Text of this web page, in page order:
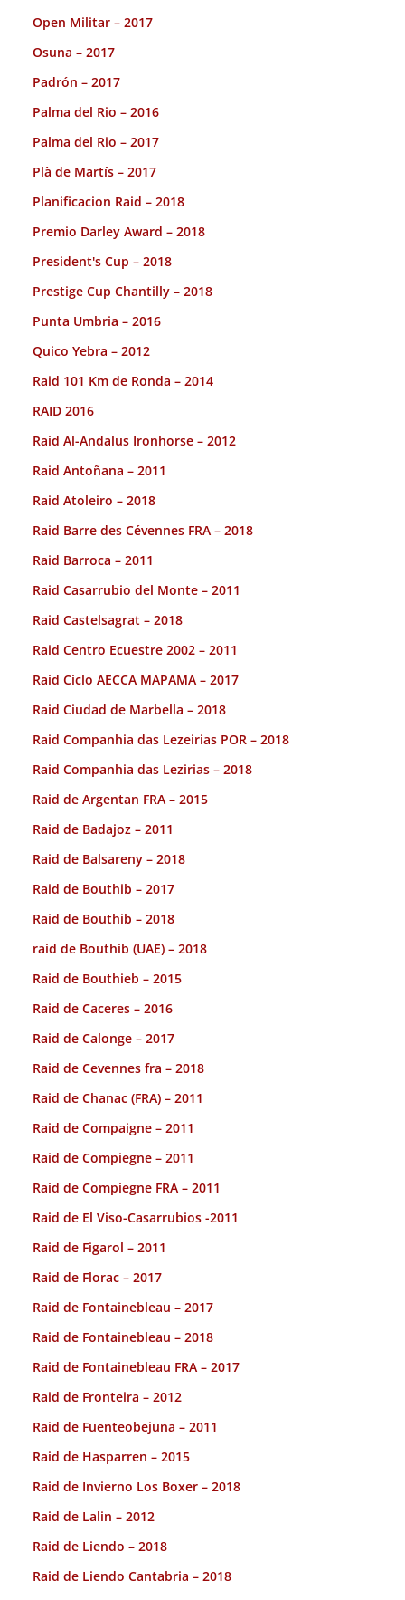
Open Militar – 2017
Osuna – 2017
Padrón – 2017
Palma del Rio – 2016
Palma del Rio – 2017
Plà de Martís – 2017
Planificacion Raid – 2018
Premio Darley Award – 2018
President's Cup – 2018
Prestige Cup Chantilly – 2018
Punta Umbria – 2016
Quico Yebra – 2012
Raid 101 Km de Ronda – 2014
RAID 2016
Raid Al-Andalus Ironhorse – 2012
Raid Antoñana – 2011
Raid Atoleiro – 2018
Raid Barre des Cévennes FRA – 2018
Raid Barroca – 2011
Raid Casarrubio del Monte – 2011
Raid Castelsagrat – 2018
Raid Centro Ecuestre 2002 – 2011
Raid Ciclo AECCA MAPAMA – 2017
Raid Ciudad de Marbella – 2018
Raid Companhia das Lezeirias POR – 2018
Raid Companhia das Lezirias – 2018
Raid de Argentan FRA – 2015
Raid de Badajoz – 2011
Raid de Balsareny – 2018
Raid de Bouthib – 2017
Raid de Bouthib – 2018
raid de Bouthib (UAE) – 2018
Raid de Bouthieb – 2015
Raid de Caceres – 2016
Raid de Calonge – 2017
Raid de Cevennes fra – 2018
Raid de Chanac (FRA) – 2011
Raid de Compaigne – 2011
Raid de Compiegne – 2011
Raid de Compiegne FRA – 2011
Raid de El Viso-Casarrubios -2011
Raid de Figarol – 2011
Raid de Florac – 2017
Raid de Fontainebleau – 2017
Raid de Fontainebleau – 2018
Raid de Fontainebleau FRA – 2017
Raid de Fronteira – 2012
Raid de Fuenteobejuna – 2011
Raid de Hasparren – 2015
Raid de Invierno Los Boxer – 2018
Raid de Lalin – 2012
Raid de Liendo – 2018
Raid de Liendo Cantabria – 2018